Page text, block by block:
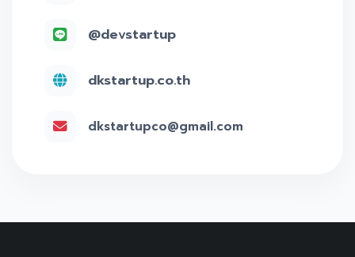
@devstartup
dkstartup.co.th
dkstartupco@gmail.com